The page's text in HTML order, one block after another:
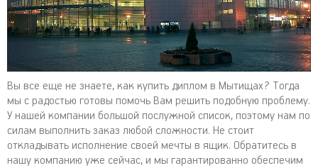
Вы все еще не знаете, как купить диплом в Мытищах? Тогда
мы с радостью готовы помочь Вам решить подобную проблему.
У нашей компании большой послужной список, поэтому нам по
силам выполнить заказ любой сложности. Не стоит
откладывать исполнение своей мечты в ящик. Обратитесь в
нашу компанию уже сейчас, и мы гарантированно обеспечим